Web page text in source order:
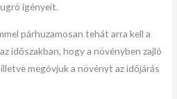
igényeit.
párhuzamosan tehát arra kell a
időszakban, hogy a növényben zajló
megóvjuk a növényt az időjárás